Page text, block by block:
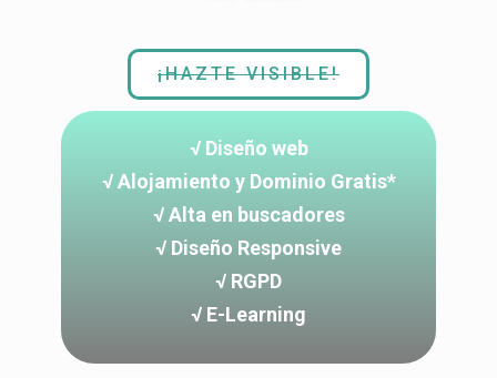
¡HAZTE VISIBLE!
√ Diseño web
√ Alojamiento y Dominio Gratis*
√ Alta en buscadores
√ Diseño Responsive
√ RGPD
√ E-Learning